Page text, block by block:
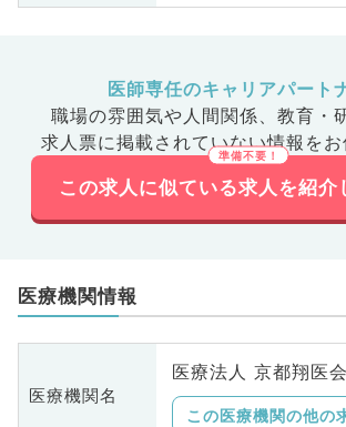
医師専任のキャリアパート
職場の雰囲気や人間関係、 教育・
求人票に掲載されていない情報をお
この求人に似ている求人を紹介
医療機関情報
医療機関名
医療法人 京都翔医
この医療機関の他の